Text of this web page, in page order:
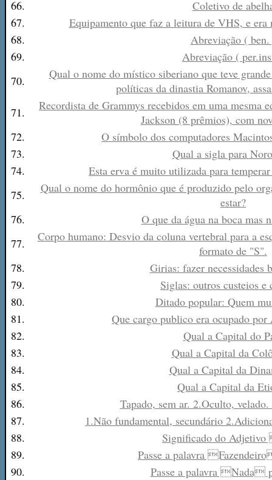
66.
Coletivo de
67.
Equipamento que faz a leitura de VHS, e
68.
Abreviação (
69.
Abreviação (
70.
Qual o nome do místico siberiano que teve
políticas da dinastia Romanov,
71.
Recordista de Grammys recebidos em uma mesma
Jackson (8 prêmios), com
72.
O símbolo dos computadores
73.
Qual a sigla para
74.
Esta erva é muito utilizada para
75.
Qual o nome do hormônio que é produzido pelo
estar?
76.
O que da água na boca mas
77.
Corpo humano: Desvio da coluna vertebral para a
formato de "S".
78.
Girias: fazer necessidades
79.
Siglas: outros custeios e
80.
Ditado popular: Quem
81.
Que cargo publico era ocupado
82.
Qual a Capital do
83.
Qual a Capital da
84.
Qual a Capital da
85.
Qual a Capital da
86.
Tapado, sem ar. 2.Oculto,
87.
1.Não fundamental, secundário
88.
Significado do
89.
Passe a palavra
90.
Passe a palavra Nada